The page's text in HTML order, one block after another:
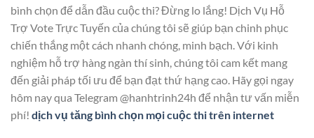
bình chọn để dẫn đầu cuộc thi? Đừng lo lắng! Dịch Vụ Hỗ
Trợ Vote Trực Tuyến của chúng tôi sẽ giúp bạn chinh phục
chiến thắng một cách nhanh chóng, minh bạch. Với kinh
nghiệm hỗ trợ hàng ngàn thí sinh, chúng tôi cam kết mang
đến giải pháp tối ưu để bạn đạt thứ hạng cao. Hãy gọi ngay
hôm nay qua Telegram @hanhtrinh24h để nhận tư vấn miễn
phí! dịch vụ tăng bình chọn mọi cuộc thi trên internet